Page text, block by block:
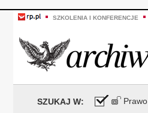
SZKOLENIA I KONFERENCJE
SZUKAJ W: Prawo